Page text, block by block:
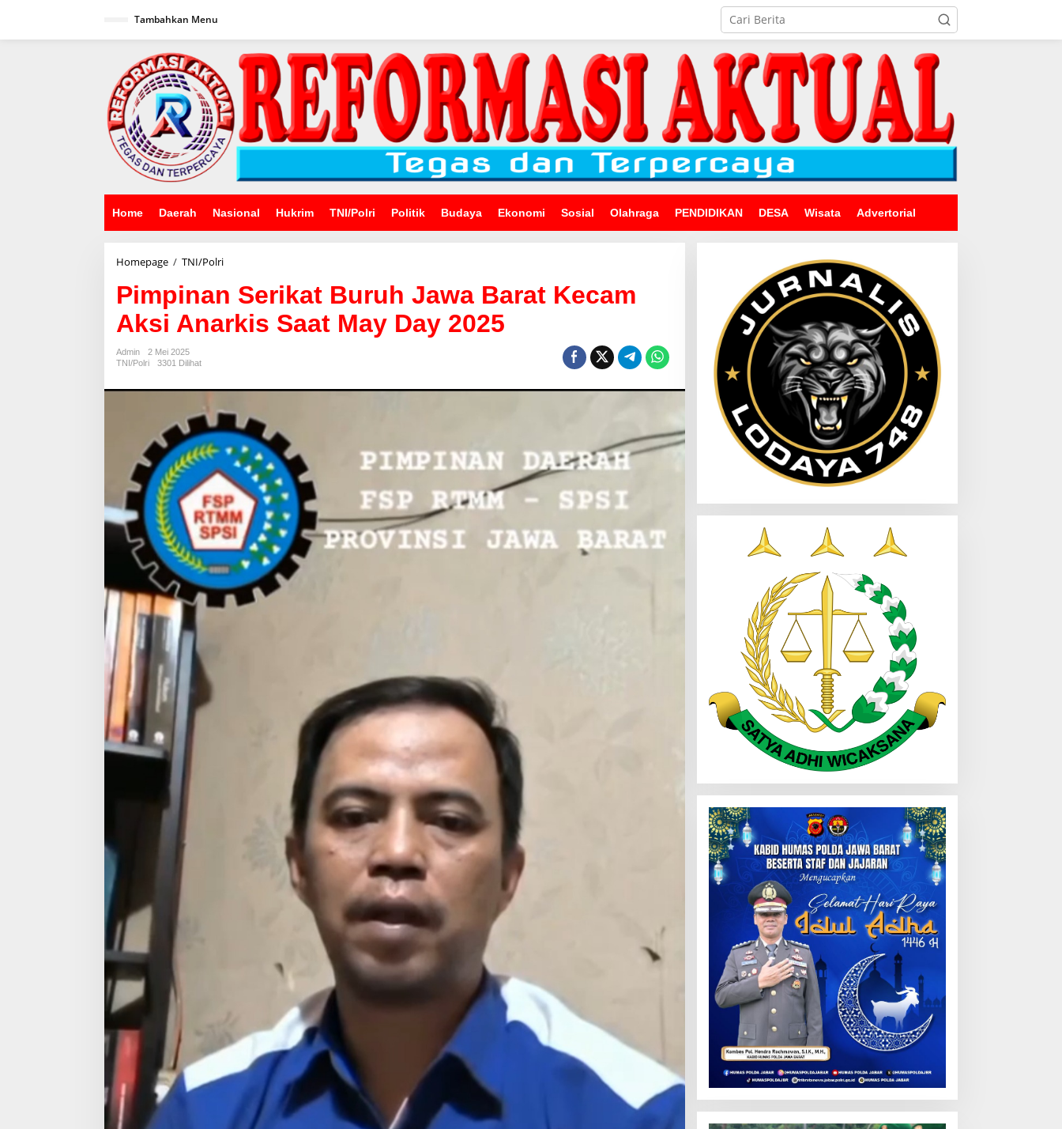
Tambahkan Menu
Home Daerah Nasional Hukrim TNI/Polri Politik Budaya Ekonomi Sosial Olahraga PENDIDIKAN DESA Wisata Advertorial
Homepage / TNI/PolriPimpinan
Buruh
Jawa
Barat
Kecam
May
2025
Pimpinan Serikat Buruh Jawa Barat Kecam
Aksi Anarkis Saat May Day 2025
Admin
2 Mei 2025
TNI/Polri
3301 Dilihat